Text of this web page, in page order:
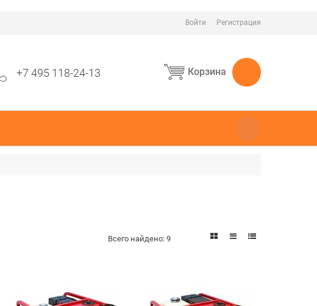
Войти Регистрация
+7 495 118-24-13 Корзина
Всего найдено: 9